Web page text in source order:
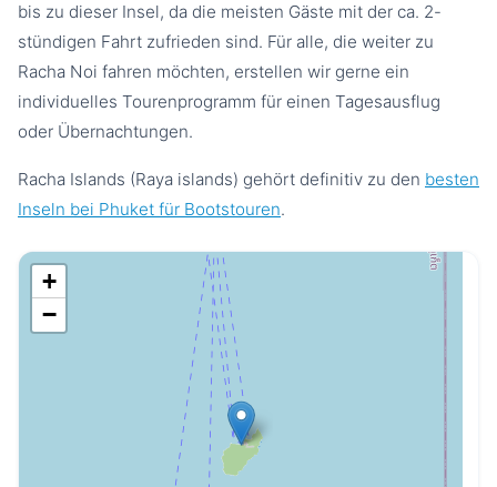
bis zu dieser Insel, da die meisten Gäste mit der ca. 2-
stündigen Fahrt zufrieden sind. Für alle, die weiter zu
Racha Noi fahren möchten, erstellen wir gerne ein
individuelles Tourenprogramm für einen Tagesausflug
oder Übernachtungen.
Racha Islands (Raya islands) gehört definitiv zu den besten
Inseln bei Phuket für Bootstouren.
+
−